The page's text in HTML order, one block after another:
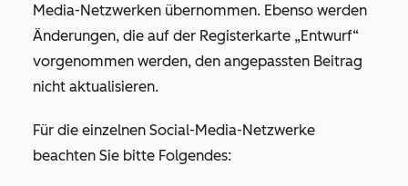
Media-Netzwerken übernommen. Ebenso werden
Änderungen, die auf der Registerkarte „Entwurf“
vorgenommen werden, den angepassten Beitrag
nicht aktualisieren.
Für die einzelnen Social-Media-Netzwerke
beachten Sie bitte Folgendes: